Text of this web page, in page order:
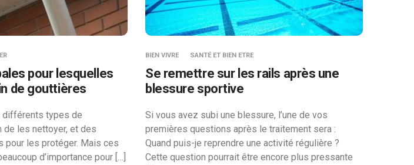
pour lesquelles
de gouttières
différents types de
de les nettoyer, et des
pour les protéger. Mais ces
d’importance pour […]
BIEN VIVRE SANTÉ ET BIEN ETRE
Se remettre sur les rails après une
blessure sportive
Si vous avez subi une blessure, l’une de vos
premières questions après le traitement sera :
Quand puis-je reprendre une activité régulière ?
Cette question pourrait être encore plus pressante